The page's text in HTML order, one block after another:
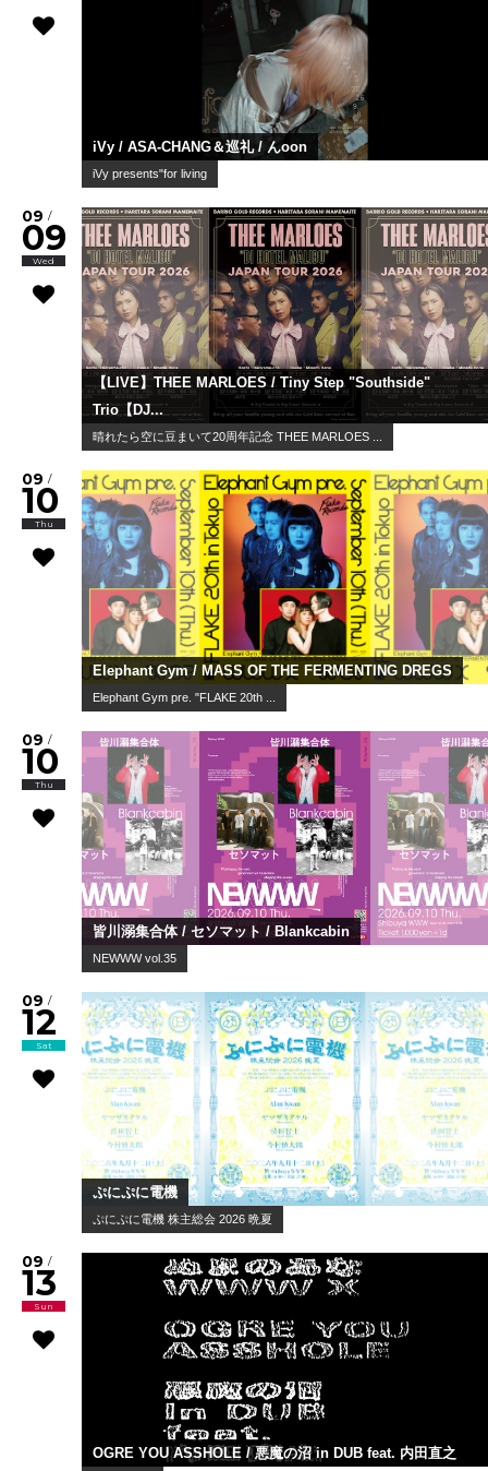
iVy / ASA-CHANG＆巡礼 / んoon
iVy presents"for living
09 /
09
Wed
【LIVE】THEE MARLOES / Tiny Step "Southside"
Trio【DJ...
晴れたら空に豆まいて20周年記念 THEE MARLOES ...
09 /
10
Thu
Elephant Gym / MASS OF THE FERMENTING DREGS
Elephant Gym pre. "FLAKE 20th ...
09 /
10
Thu
皆川溺集合体 / セソマット / Blankcabin
NEWWW vol.35
09 /
12
Sat
ぷにぷに電機
ぷにぷに電機 株主総会 2026 晩夏
09 /
13
Sun
OGRE YOU ASSHOLE / 悪魔の沼 in DUB feat. 内田直之